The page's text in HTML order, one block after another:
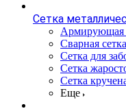
Сетка
Армирующая
Сварная сетка
Сетка для
Сетка
Сетка
Еще